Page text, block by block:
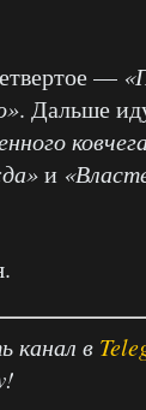
—
. Дальше
и
канал в